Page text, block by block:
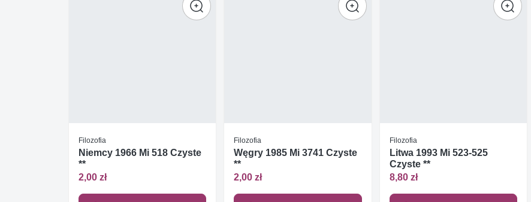
Filozofia
Niemcy 1966 Mi 518 Czyste
**
2,00 zł
Filozofia
Węgry 1985 Mi 3741 Czyste
**
2,00 zł
Filozofia
Litwa 1993 Mi 523-525
Czyste **
8,80 zł